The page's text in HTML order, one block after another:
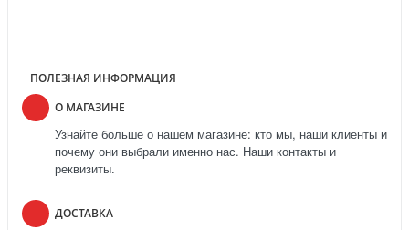
ПОЛЕЗНАЯ ИНФОРМАЦИЯ
О МАГАЗИНЕ
Узнайте больше о нашем магазине: кто мы, наши клиенты и
почему они выбрали именно нас. Наши контакты и
реквизиты.
ДОСТАВКА